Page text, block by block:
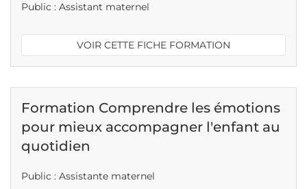
Public : Assistant maternel
VOIR CETTE FICHE FORMATION
Formation Comprendre les émotions
pour mieux accompagner l'enfant au
quotidien
Public : Assistante maternel